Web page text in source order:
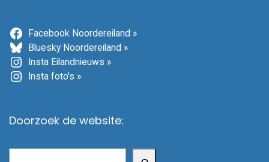
Facebook Noordereiland »
Bluesky Noordereiland »
Insta Eilandnieuws »
Insta foto's »
Doorzoek de website: